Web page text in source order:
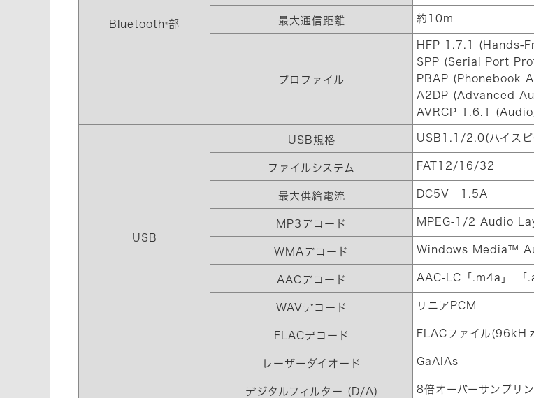
Bluetooth ®部 最大通信距離 約10m
プロファイル
HFP 1.7.1 (Hands-
SPP (Serial Port
PBAP (Phonebook
A2DP (Advanced
AVRCP 1.6.1
USB
USB規格 USB1.1/2.0(ハイスピ
ファイルシステム FAT12/16/32
最大供給電流 DC5V 1.5A
MP3デコード MPEG-1/2 Audio
WMAデコード Windows Media™
AACデコード AAC-LC「.m4a」 「
WAVデコード リニアPCM
FLACデコード FLACファイル(96kH
レーザーダイオード GaAIAs
デジタルフィルター (D/A) 8倍オーバーサンプリ